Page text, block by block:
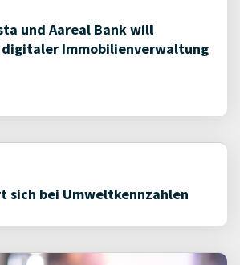
und Aareal Bank will
Immobilienverwaltung
sich bei Umweltkennzahlen